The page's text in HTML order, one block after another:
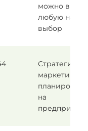
можно
любую на
выбор
на